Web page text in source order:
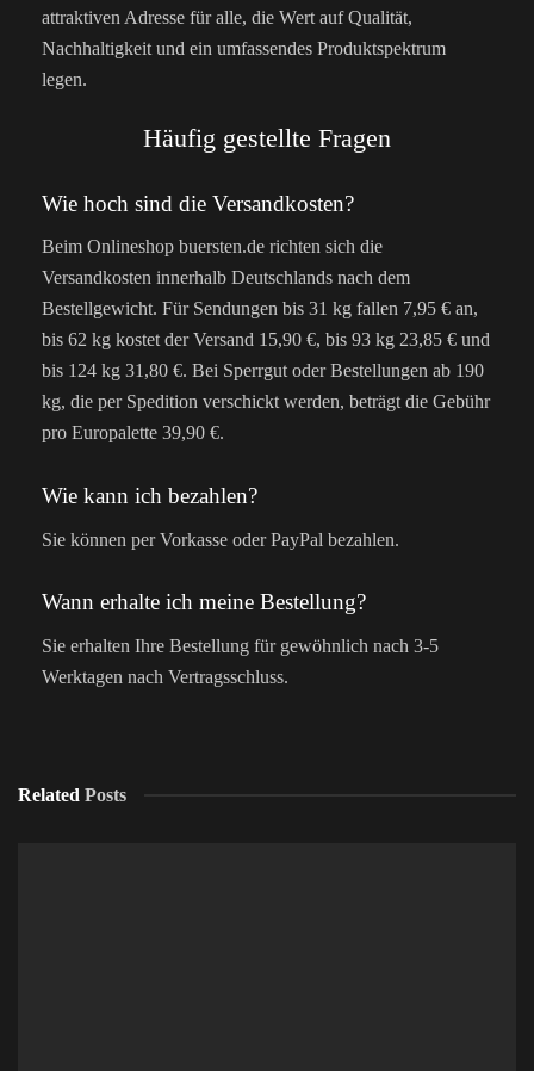
attraktiven Adresse für alle, die Wert auf Qualität,
Nachhaltigkeit und ein umfassendes Produktspektrum
legen.
Häufig gestellte Fragen
Wie hoch sind die Versandkosten?
Beim Onlineshop buersten.de richten sich die
Versandkosten innerhalb Deutschlands nach dem
Bestellgewicht. Für Sendungen bis 31 kg fallen 7,95 € an,
bis 62 kg kostet der Versand 15,90 €, bis 93 kg 23,85 € und
bis 124 kg 31,80 €. Bei Sperrgut oder Bestellungen ab 190
kg, die per Spedition verschickt werden, beträgt die Gebühr
pro Europalette 39,90 €.
Wie kann ich bezahlen?
Sie können per Vorkasse oder PayPal bezahlen.
Wann erhalte ich meine Bestellung?
Sie erhalten Ihre Bestellung für gewöhnlich nach 3-5
Werktagen nach Vertragsschluss.
Related Posts